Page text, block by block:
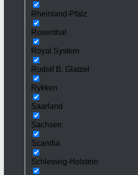
Rheinland-Pfalz
Rosenthal
Royal System
Rudolf B. Glatzel
Rykken
Saarland
Sachsen
Scandia
Schleswig-Holstein